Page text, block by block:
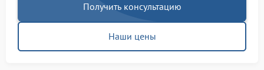
Получить консультацию
Наши цены